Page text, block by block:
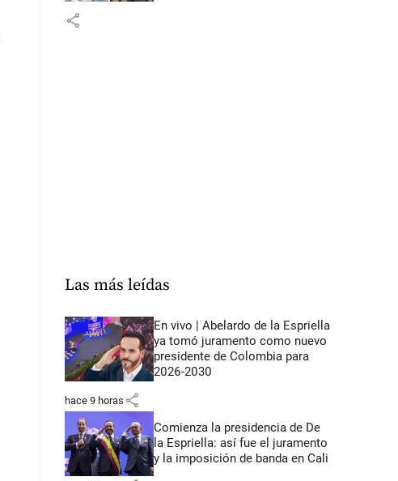
share
Las más leídas
En vivo | Abelardo de la Espriella
ya tomó juramento como nuevo
presidente de Colombia para
2026-2030
hace 9 horas share
Comienza la presidencia de De
la Espriella: así fue el juramento
y la imposición de banda en Cali